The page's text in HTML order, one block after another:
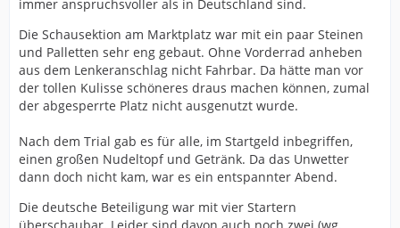
immer anspruchsvoller als in Deutschland sind.
Die Schausektion am Marktplatz war mit ein paar Steinen
und Palletten sehr eng gebaut. Ohne Vorderrad anheben
aus dem Lenkeranschlag nicht Fahrbar. Da hätte man vor
der tollen Kulisse schöneres draus machen können, zumal
der abgesperrte Platz nicht ausgenutzt wurde.
Nach dem Trial gab es für alle, im Startgeld inbegriffen,
einen großen Nudeltopf und Getränk. Da das Unwetter
dann doch nicht kam, war es ein entspannter Abend.
Die deutsche Beteiligung war mit vier Startern